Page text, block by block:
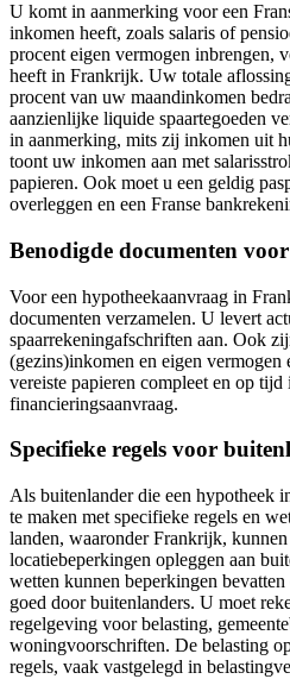
U komt in aanmerking voor een
inkomen heeft, zoals salaris of
procent eigen vermogen inbrengen,
heeft in Frankrijk. Uw totale
procent van uw maandinkomen
aanzienlijke liquide spaartegoeden
in aanmerking, mits zij inkomen uit
toont uw inkomen aan met
papieren. Ook moet u een geldig
overleggen en een Franse
Benodigde documenten
Voor een hypotheekaanvraag in
documenten verzamelen. U levert
spaarrekeningafschriften aan. Ook
(gezins)inkomen en eigen vermogen
vereiste papieren compleet en op
financieringsaanvraag.
Specifieke regels voor
Als buitenlander die een hypotheek
te maken met specifieke regels en
landen, waaronder Frankrijk,
locatiebeperkingen opleggen aan
wetten kunnen beperkingen
goed door buitenlanders. U moet
regelgeving voor belasting,
woningvoorschriften. De belasting
regels, vaak vastgelegd in